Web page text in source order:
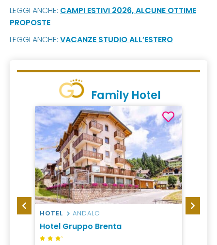
LEGGI ANCHE: CAMPI ESTIVI 2026, ALCUNE OTTIME
PROPOSTE
LEGGI ANCHE: VACANZE STUDIO ALL’ESTERO
Family Hotel
HOTEL ANDALO
Hotel Gruppo Brenta
S
HOTEL